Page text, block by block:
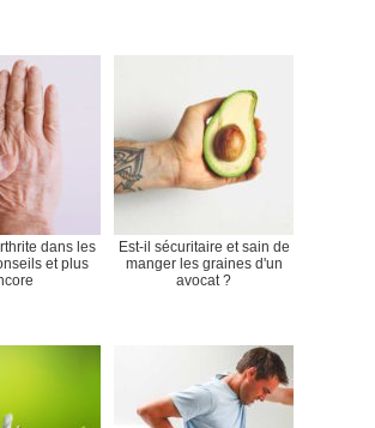
dans les
et plus
Est-il sécuritaire et sain de
manger les graines d'un
avocat ?